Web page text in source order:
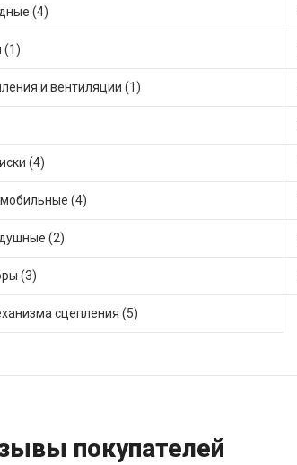
(4)
(1)
и вентиляции (1)
(4)
(4)
(2)
(3)
сцепления (5)
покупателей